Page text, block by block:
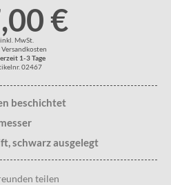
€
inkl. MwSt.
Versandkosten
1-3 Tage
02467
beschichtet
schwarz ausgelegt
teilen